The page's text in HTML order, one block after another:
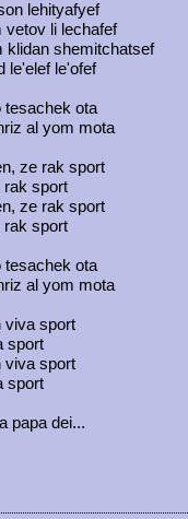
lehityafyef
vetov li lechafef
klidan shemitchatsef
le'elef le'ofef
tesachek ota
al yom mota
ze rak sport
rak sport
ze rak sport
rak sport
tesachek ota
al yom mota
viva sport
sport
viva sport
sport
papa dei...